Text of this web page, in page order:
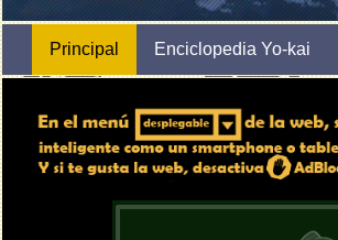
Principal Enciclopedia Yo-kai